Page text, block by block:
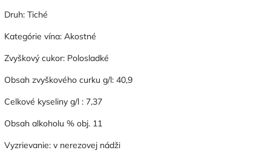
Druh: Tiché
Kategórie vína: Akostné
Zvyškový cukor: Polosladké
Obsah zvyškového curku g/l: 40,9
Celkové kyseliny g/l : 7,37
Obsah alkoholu % obj. 11
Vyzrievanie: v nerezovej nádži